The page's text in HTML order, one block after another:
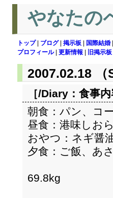
やなたの
トップ| ブログ| 掲示板 国際結婚
プロフィール| 更新情報 旧掲示板
2007.02.18 （
［/Diary： 食事
朝食：パン、コ
昼食：港味しお
おやつ：ネギ醤
夕食：ご飯、あ
69.8kg